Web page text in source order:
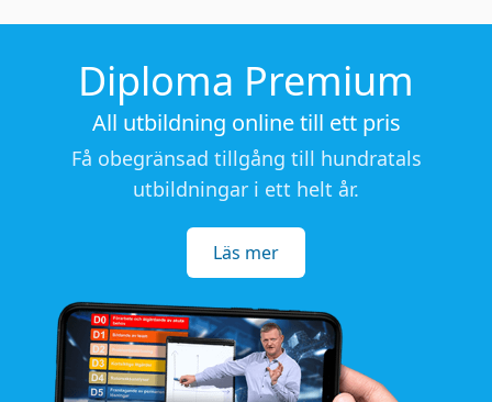
Diploma Premium
All utbildning online till ett pris
Få obegränsad tillgång till hundratals
utbildningar i ett helt år.
Läs mer